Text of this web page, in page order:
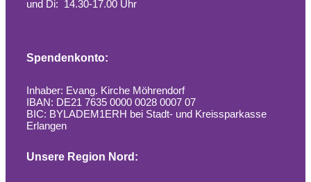
und Di: 14.30-17.00 Uhr
Spendenkonto:
Inhaber: Evang. Kirche Möhrendorf
IBAN: DE21 7635 0000 0028 0007 07
BIC: BYLADEM1ERH bei Stadt- und Kreissparkasse
Erlangen
Unsere Region Nord: